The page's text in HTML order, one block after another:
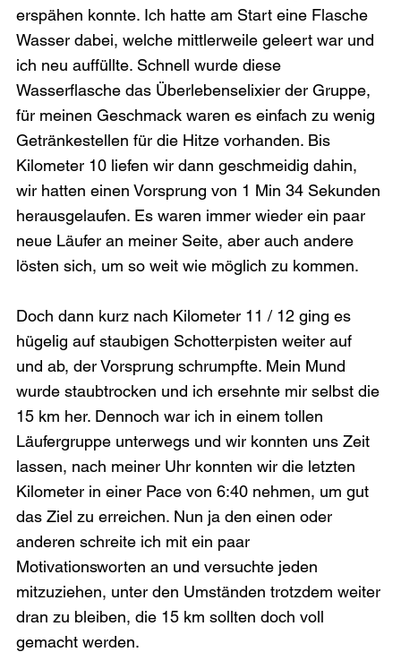
erspähen konnte. Ich hatte am Start eine Flasche
Wasser dabei, welche mittlerweile geleert war und
ich neu auffüllte. Schnell wurde diese
Wasserflasche das Überlebenselixier der Gruppe,
für meinen Geschmack waren es einfach zu wenig
Getränkestellen für die Hitze vorhanden. Bis
Kilometer 10 liefen wir dann geschmeidig dahin,
wir hatten einen Vorsprung von 1 Min 34 Sekunden
herausgelaufen. Es waren immer wieder ein paar
neue Läufer an meiner Seite, aber auch andere
lösten sich, um so weit wie möglich zu kommen.
Doch dann kurz nach Kilometer 11 / 12 ging es
hügelig auf staubigen Schotterpisten weiter auf
und ab, der Vorsprung schrumpfte. Mein Mund
wurde staubtrocken und ich ersehnte mir selbst die
15 km her. Dennoch war ich in einem tollen
Läufergruppe unterwegs und wir konnten uns Zeit
lassen, nach meiner Uhr konnten wir die letzten
Kilometer in einer Pace von 6:40 nehmen, um gut
das Ziel zu erreichen. Nun ja den einen oder
anderen schreite ich mit ein paar
Motivationsworten an und versuchte jeden
mitzuziehen, unter den Umständen trotzdem weiter
dran zu bleiben, die 15 km sollten doch voll
gemacht werden.